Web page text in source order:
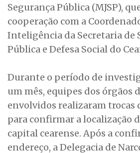
Segurança Pública (MJSP),
cooperação com a
Inteligência da Secretaria de
Pública e Defesa Social do
Durante o período de
um mês, equipes dos órgãos
envolvidos realizaram trocas
para confirmar a localização
capital cearense. Após a
endereço, a Delegacia de